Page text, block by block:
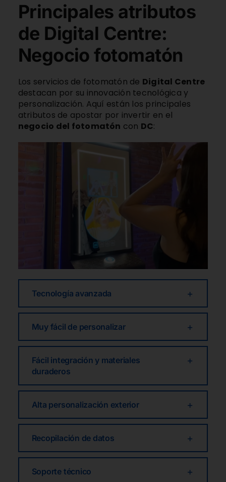
Principales atributos
de Digital Centre:
Negocio fotomatón
Los servicios de fotomatón de Digital Centre
destacan por su innovación tecnológica y
personalización. Aquí están los principales
atributos de apostar por invertir en el
negocio del fotomatón con DC:
Tecnología avanzada
Muy fácil de personalizar
Fácil integración y materiales
duraderos
Alta personalización exterior
Recopilación de datos
Soporte técnico